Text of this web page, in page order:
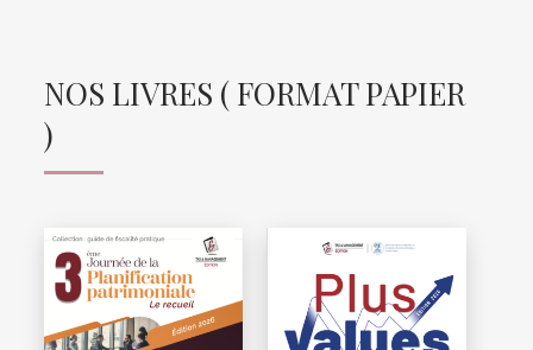
NOS LIVRES ( FORMAT PAPIER
)